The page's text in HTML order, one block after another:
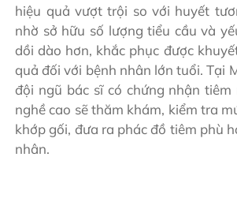
hiệu quả vượt trội so với huyết
nhờ sở hữu số lượng tiểu cầu và
dồi dào hơn, khắc phục được
quả đối với bệnh nhân lớn tuổi. Tại
đội ngũ bác sĩ có chứng nhận
nghề cao sẽ thăm khám, kiểm tra
khớp gối, đưa ra phác đồ tiêm phù
nhân.